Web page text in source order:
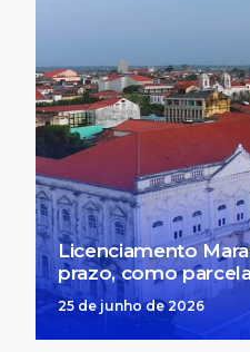
Licenciamento
prazo, como
25 de junho de 2026